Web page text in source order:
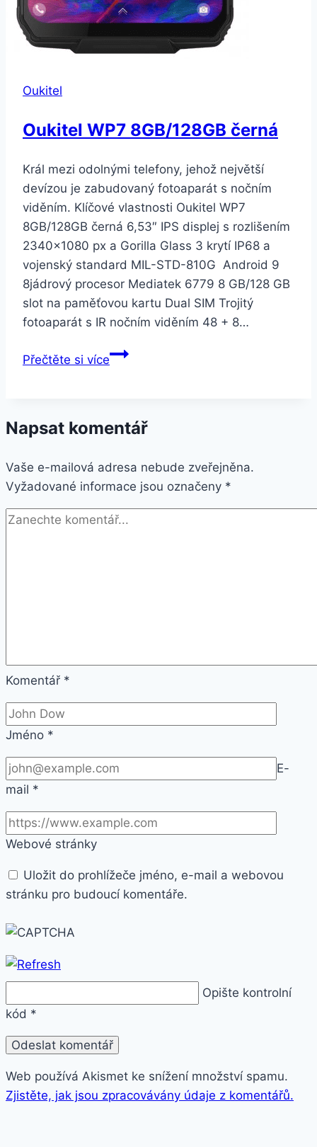
Oukitel
Oukitel WP7 8GB/128GB černá
Král mezi odolnými telefony, jehož největší
devízou je zabudovaný fotoaparát s nočním
viděním. Klíčové vlastnosti Oukitel WP7
8GB/128GB černá 6,53″ IPS displej s rozlišením
2340×1080 px a Gorilla Glass 3 krytí IP68 a
vojenský standard MIL-STD-810G Android 9
8jádrový procesor Mediatek 6779 8 GB/128 GB
slot na paměťovou kartu Dual SIM Trojitý
fotoaparát s IR nočním viděním 48 + 8…
Přečtěte si víceOukitel
Napsat komentář
Vaše e-mailová adresa nebude zveřejněna.
Vyžadované informace jsou označeny *
Komentář *
Jméno *
E-
mail *
Webové stránky
Uložit do prohlížeče jméno, e-mail a webovou
stránku pro budoucí komentáře.
Opište kontrolní
kód *
Web používá Akismet ke snížení množství spamu.
Zjistěte, jak jsou zpracovávány údaje z komentářů.